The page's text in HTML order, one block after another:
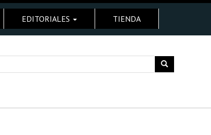
EDITORIALES TIENDA